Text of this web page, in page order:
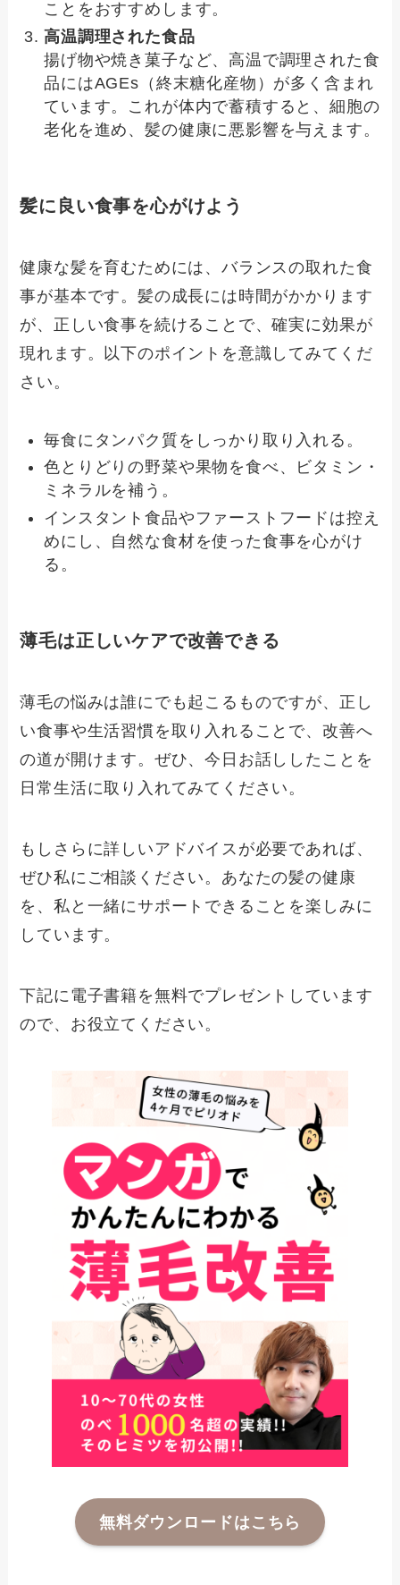
ことをおすすめします。
高温調理された食品
揚げ物や焼き菓子など、高温で調理された食
品にはAGEs（終末糖化産物）が多く含まれ
ています。これが体内で蓄積すると、細胞の
老化を進め、髪の健康に悪影響を与えます。
髪に良い食事を心がけよう
健康な髪を育むためには、バランスの取れた食
事が基本です。髪の成長には時間がかかります
が、正しい食事を続けることで、確実に効果が
現れます。以下のポイントを意識してみてくだ
さい。
毎食にタンパク質をしっかり取り入れる。
色とりどりの野菜や果物を食べ、ビタミン・
ミネラルを補う。
インスタント食品やファーストフードは控え
めにし、自然な食材を使った食事を心がけ
る。
薄毛は正しいケアで改善できる
薄毛の悩みは誰にでも起こるものですが、正し
い食事や生活習慣を取り入れることで、改善へ
の道が開けます。ぜひ、今日お話ししたことを
日常生活に取り入れてみてください。
もしさらに詳しいアドバイスが必要であれば、
ぜひ私にご相談ください。あなたの髪の健康
を、私と一緒にサポートできることを楽しみに
しています。
下記に電子書籍を無料でプレゼントしています
ので、お役立てください。
無料ダウンロードはこちら